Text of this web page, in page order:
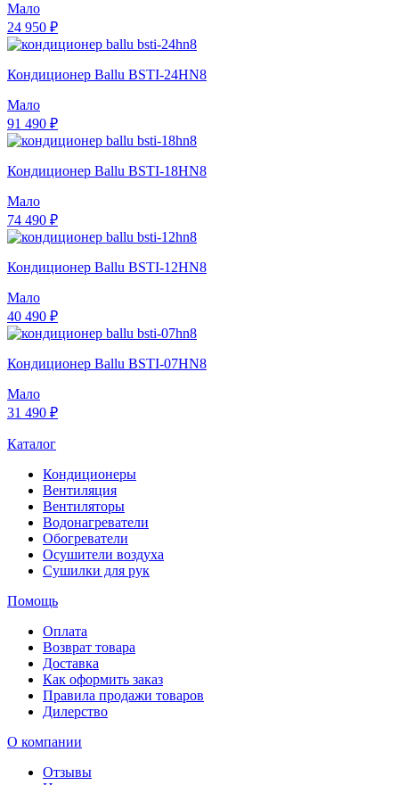
Мало
24 950 ₽
Кондиционер Ballu BSTI-24HN8
Мало
91 490 ₽
Кондиционер Ballu BSTI-18HN8
Мало
74 490 ₽
Кондиционер Ballu BSTI-12HN8
Мало
40 490 ₽
Кондиционер Ballu BSTI-07HN8
Мало
31 490 ₽
Каталог
Кондиционеры
Вентиляция
Вентиляторы
Водонагреватели
Обогреватели
Осушители воздуха
Сушилки для рук
Помощь
Оплата
Возврат товара
Доставка
Как оформить заказ
Правила продажи товаров
Дилерство
О компании
Отзывы